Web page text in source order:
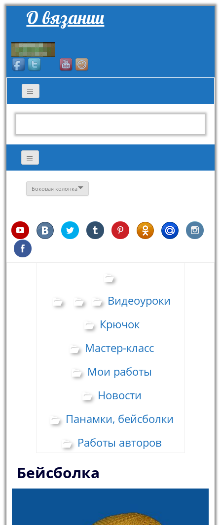
О вязании
Боковая колонка
Видеоуроки
Крючок
Мастер-класс
Мои работы
Новости
Панамки, бейсболки
Работы авторов
Бейсболка